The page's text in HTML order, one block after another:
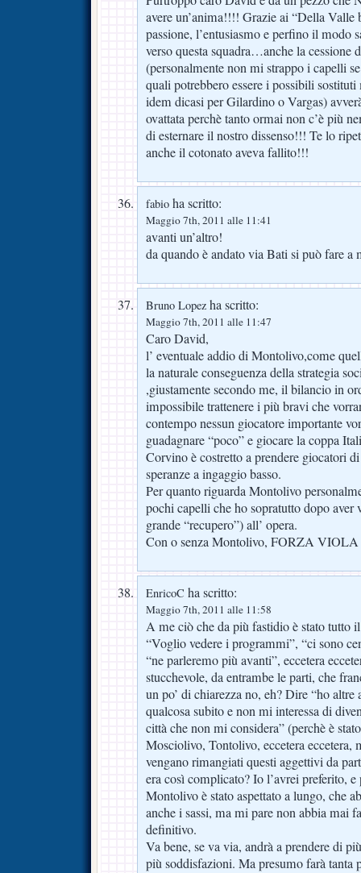
avere un’anima!!!! Grazie ai “Della Valle
passione, l’entusiasmo e perfino il modo
verso questa squadra…anche la cessione
(personalmente non mi strappo i capelli
quali potrebbero essere i possibili
idem dicasi per Gilardino o Vargas)
ovattata perchè tanto ormai non c’è più
di esternare il nostro dissenso!!! Te lo
anche il cotonato aveva fallito!!!
fabio ha scritto:
Maggio 7th, 2011 alle 11:41
avanti un’altro!
da quando è andato via Bati si può fare a
Bruno Lopez ha scritto:
Maggio 7th, 2011 alle 11:47
Caro David,
l’ eventuale addio di Montolivo,come
la naturale conseguenza della strategia
,giustamente secondo me, il bilancio in
impossibile trattenere i più bravi che
contempo nessun giocatore importante
guadagnare “poco” e giocare la coppa
Corvino è costretto a prendere giocatori
speranze a ingaggio basso.
Per quanto riguarda Montolivo
pochi capelli che ho sopratutto dopo
grande “recupero”) all’ opera.
Con o senza Montolivo, FORZA VIOLA
EnricoC ha scritto:
Maggio 7th, 2011 alle 11:58
A me ciò che da più fastidio è stato tutto
“Voglio vedere i programmi”, “ci sono
“ne parleremo più avanti”, eccetera
stucchevole, da entrambe le parti, che
un po’ di chiarezza no, eh? Dire “ho
qualcosa subito e non mi interessa di
città che non mi considera” (perchè è
Mosciolivo, Tontolivo, eccetera eccetera,
vengano rimangiati questi aggettivi da
era così complicato? Io l’avrei preferito,
Montolivo è stato aspettato a lungo, che
anche i sassi, ma mi pare non abbia mai
definitivo.
Va bene, se va via, andrà a prendere di
più soddisfazioni. Ma presumo farà tanta